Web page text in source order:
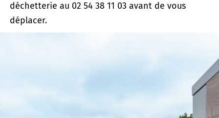
déchetterie au 02 54 38 11 03 avant de vous
déplacer.